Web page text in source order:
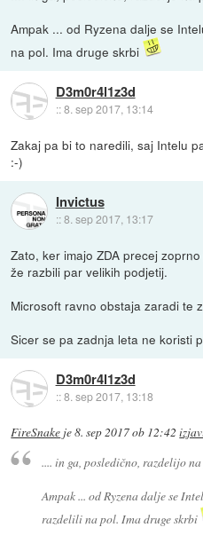
Ampak ... od Ryzena dalje se
na pol. Ima druge skrbi
D3m0r4l1z3d
::8. sep 2017, 13:14
Zakaj pa bi to naredili, saj Intelu
:-)
Invictus
::8. sep 2017, 13:17
Zato, ker imajo ZDA precej
že razbili par velikih podjetij.
Microsoft ravno obstaja zaradi te
Sicer se pa zadnja leta ne koristi
D3m0r4l1z3d
::8. sep 2017, 13:18
FireSnake je8. sep 2017 ob 12:42
.... in ga, posledično, razdelijo
Ampak ... od Ryzena dalje se
razdelili na pol. Ima druge skrbi